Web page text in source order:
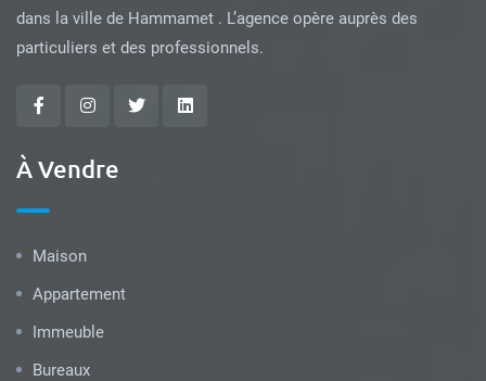
dans la ville de Hammamet . L’agence opère auprès des
particuliers et des professionnels.
À Vendre
Maison
Appartement
Immeuble
Bureaux